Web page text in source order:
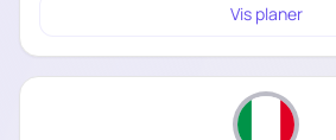
Vis planer